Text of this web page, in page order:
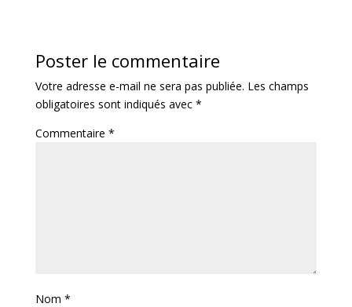
Poster le commentaire
Votre adresse e-mail ne sera pas publiée. Les champs
obligatoires sont indiqués avec *
Commentaire *
Nom *